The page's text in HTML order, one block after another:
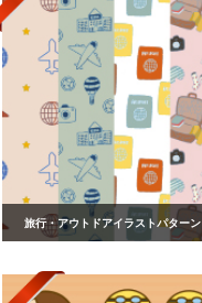
旅行・アウトドアイラストパターン